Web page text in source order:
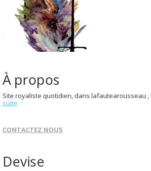
À propos
Site royaliste quotidien, dans lafautearousseau ,
suite
CONTACTEZ NOUS
Devise